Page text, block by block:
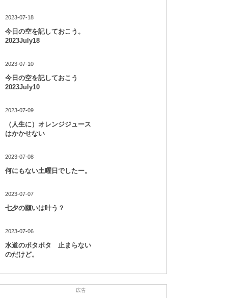
2023-07-18
今日の空を記しておこう。
2023July18
2023-07-10
今日の空を記しておこう
2023July10
2023-07-09
（人生に）オレンジジュース
はかかせない
2023-07-08
何にもない土曜日でしたー。
2023-07-07
七夕の願いは叶う？
2023-07-06
水道のポタポタ 止まらない
のだけど。
広告